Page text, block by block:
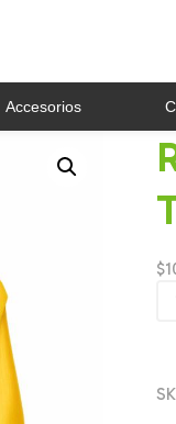
Accesorios
$